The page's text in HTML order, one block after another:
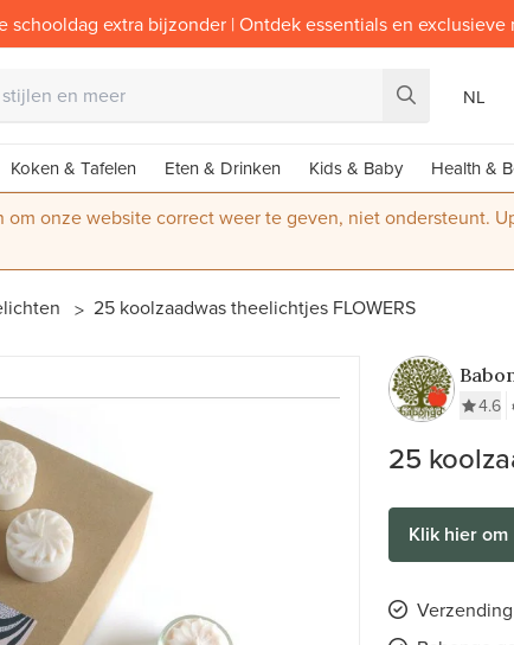
schooldag extra bijzonder | Ontdek essentials en
NL
Koken & Tafelen Eten & Drinken Kids & Baby Health &
onze website correct weer te geven, niet ondersteunt.
25 koolzaadwas theelichtjes FLOWERS
4.6
25
Klik hier